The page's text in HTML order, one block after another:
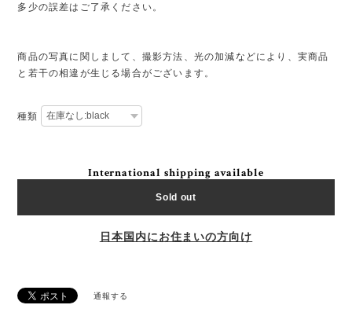
多少の誤差はご了承ください。
商品の写真に関しまして、撮影方法、光の加減などにより、実商品
と若干の相違が生じる場合がございます。
種類
International shipping available
Sold out
日本国内にお住まいの方向け
通報する